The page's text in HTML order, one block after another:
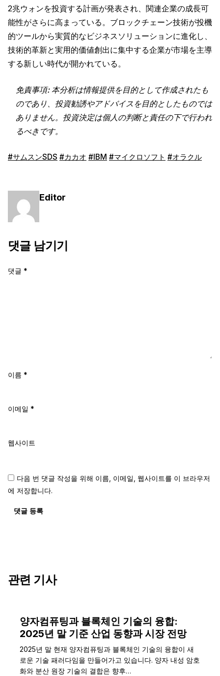
2兆ウォンを投資する計画が発表され、関連企業の成長可
能性がさらに高まっている。ブロックチェーン技術が投機
的ツールから実質的なビジネスソリューションに進化し、
技術的革新と実用的価値創出に集中する企業が市場を主導
する新しい時代が開かれている。
免責事項: 本分析は情報提供を目的として作成されたも
のであり、投資勧誘やアドバイスを目的としたものでは
ありません。投資決定は個人の判断と責任の下で行われ
るべきです。
#サムスンSDS #カカオ #IBM #マイクロソフト #オラクル
Editor
댓글 남기기
댓글 *
이름 *
이메일 *
웹사이트
다음 번 댓글 작성을 위해 이름, 이메일, 웹사이트를 이 브라우저
에 저장합니다.
댓글 등록
관련 기사
양자컴퓨팅과 블록체인 기술의 융합:
2025년 말 기준 산업 동향과 시장 전망
2025년 말 현재 양자컴퓨팅과 블록체인 기술의 융합이 새
로운 기술 패러다임을 만들어가고 있습니다. 양자 내성 암호
화와 분산 원장 기술의 결합은 향후…